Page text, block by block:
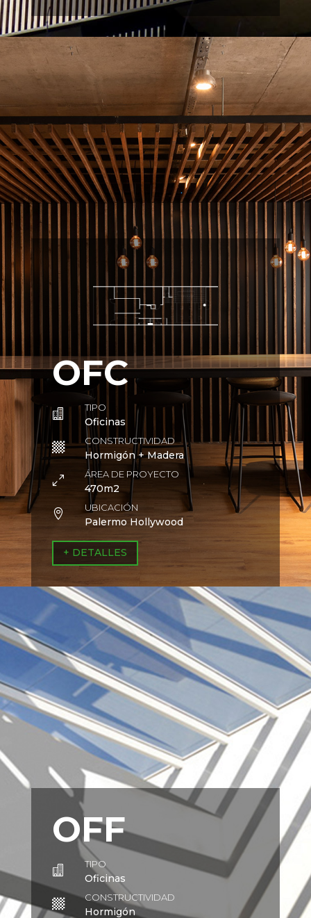
OFC
 TIPO
Oficinas

CONSTRUCTIVIDAD
Hormigón + Madera
0
ÁREA DE PROYECTO
470m2

UBICACIÓN
Palermo Hollywood
+ DETALLES
OFF
 TIPO
Oficinas

CONSTRUCTIVIDAD
Hormigón